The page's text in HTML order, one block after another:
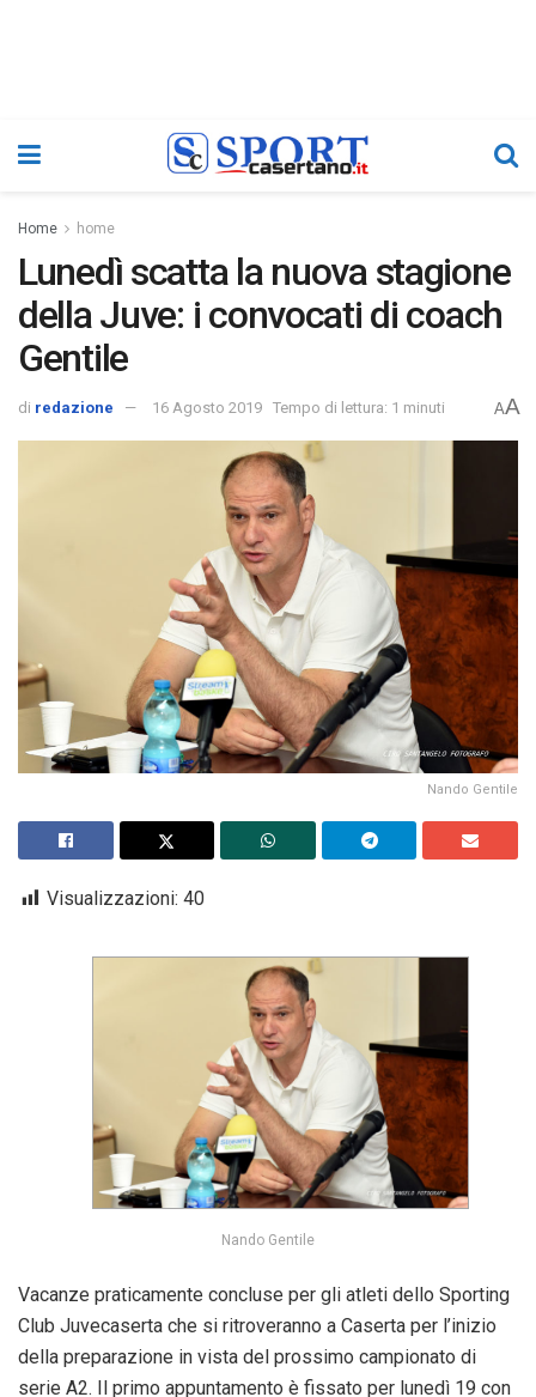
Home home
Lunedì scatta la nuova stagione
della Juve: i convocati di coach
Gentile
di redazione 16 Agosto 2019 Tempo di lettura: 1 minuti AA
Nando Gentile
Visualizzazioni: 40
Nando Gentile
Vacanze praticamente concluse per gli atleti dello Sporting
Club Juvecaserta che si ritroveranno a Caserta per l’inizio
della preparazione in vista del prossimo campionato di
serie A2. Il primo appuntamento è fissato per lunedì 19 con